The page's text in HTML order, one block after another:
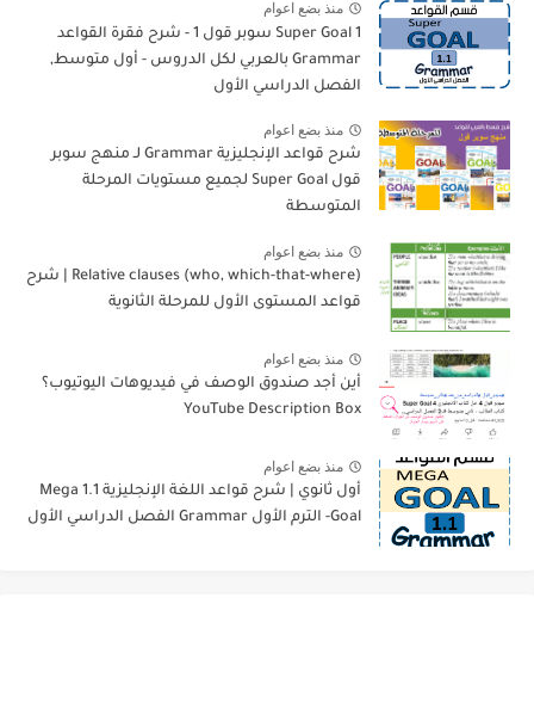
منذ بضع اعوام
Super Goal 1 سوبر قول 1 - شرح فقرة القواعد
Grammar بالعربي لكل الدروس - أول متوسط,
الفصل الدراسي الأول
منذ بضع اعوام
شرح قواعد الإنجليزية Grammar لـ منهج سوبر
قول Super Goal لجميع مستويات المرحلة
المتوسطة
منذ بضع اعوام
Relative clauses (who, which-that-where) | شرح
قواعد المستوى الأول للمرحلة الثانوية
منذ بضع اعوام
أين أجد صندوق الوصف في فيديوهات اليوتيوب؟
YouTube Description Box
منذ بضع اعوام
أول ثانوي | شرح قواعد اللغة الإنجليزية 1.1 Mega
Goal- الترم الأول Grammar الفصل الدراسي الأول